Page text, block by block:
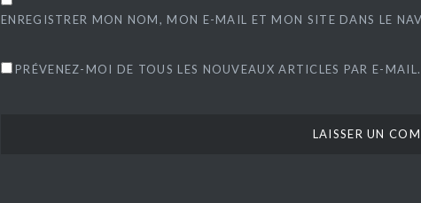
ENREGISTRER MON NOM, MON E-MAIL ET MON SITE DANS LE
PRÉVENEZ-MOI DE TOUS LES NOUVEAUX ARTICLES PAR E-MAIL.